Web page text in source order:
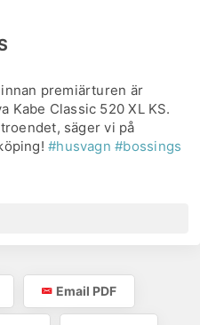
premiärturen är
Kabe Classic 520 XL KS.
säger vi på
#husvagn #bossings
Email PDF